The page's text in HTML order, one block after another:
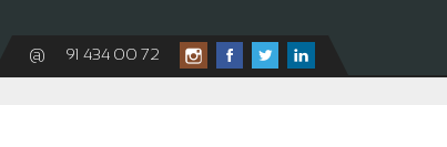
@ 91 434 00 72